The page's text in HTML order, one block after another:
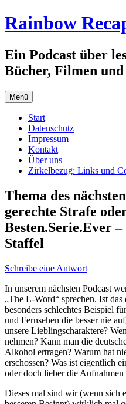
Zum
Inhalt
Rainbow
Ein Podcast über
Bücher, Filmen und
Menü
Start
Datenschutz
Impressum
Kontakt
Über uns
Zirkelbezug: Links und
Thema des
gerechte Strafe
Besten.Serie.Ever
Staffel
Schreibe eine Antwort
In unserem nächsten Podcast
„The L-Word“ sprechen. Ist
besonders schlechtes Beispiel
und Fernsehen die besser nie
unsere Lieblingscharaktere?
nehmen? Kann man die
Alkohol ertragen? Warum hat
erschossen? Was ist eigentlich
oder doch lieber die
Dieses mal sind wir (wenn sich